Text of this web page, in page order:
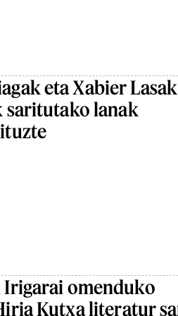
eta Xabier Lasak
lanak
Irigarai omenduko
Kutxa literatur